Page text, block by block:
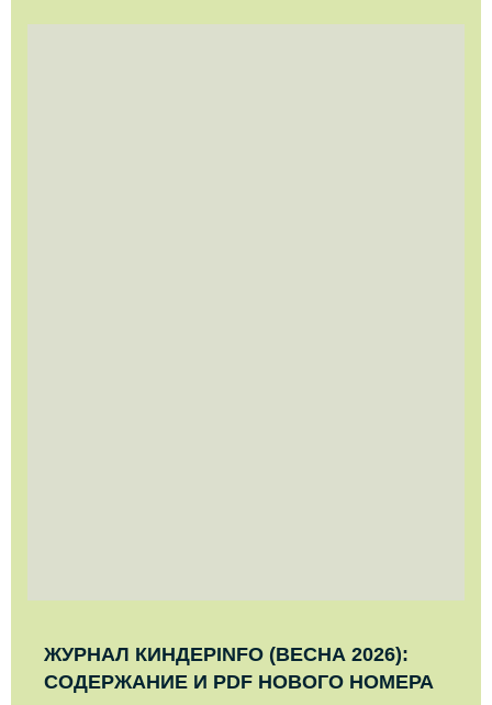
ЖУРНАЛ КИНДЕРINFO (ВЕСНА 2026):
СОДЕРЖАНИЕ И PDF НОВОГО НОМЕРА